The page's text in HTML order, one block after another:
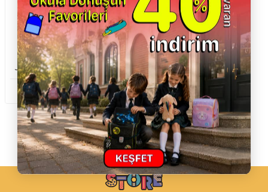
Jarmelo
Jarmelo Pencere Boya Kalemleri
(12 Adet) Ja96710
899,90TL